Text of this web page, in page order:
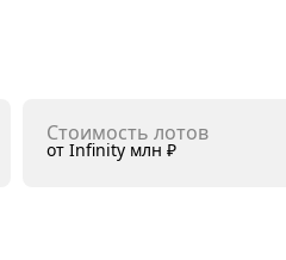
Стоимость лотов
от Infinity млн ₽